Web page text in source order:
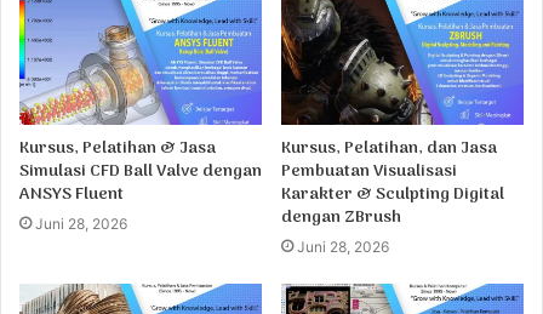
Kursus, Pelatihan & Jasa
Simulasi CFD Ball Valve dengan
ANSYS Fluent
Juni 28, 2026
Kursus, Pelatihan, dan Jasa
Pembuatan Visualisasi
Karakter & Sculpting Digital
dengan ZBrush
Juni 28, 2026